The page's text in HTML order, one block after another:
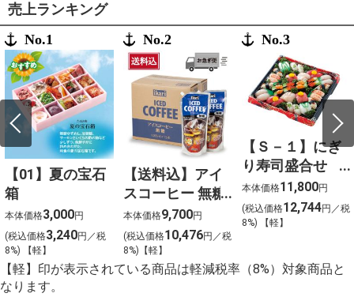
売上ランキング
No.1
【01】夏の宝石
箱
本体価格3,000円
(税込価格3,240円／税
8%) 【軽】
No.2
【送料込】アイ
スコーヒー 無糖
〈ケース販売〉
本体価格9,700円
(税込価格10,476円／税
8%)【軽】
No.3
【Ｓ－１】にぎ
り寿司盛合せ
（上）〈４人
前〉
本体価格11,800円
(税込価格12,744円／税
8%) 【軽】
【軽】印が表示されている商品は軽減税率（8%）対象商品と
なります。